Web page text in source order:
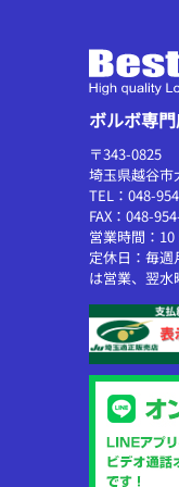
ボルボ専
〒343-0825
埼玉県越谷市
TEL：048-
FAX：048-
営業時間：10
定休日：毎
は営業、翌水